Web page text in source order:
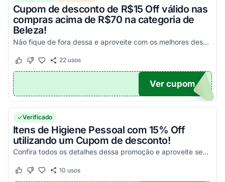
Cupom de desconto de R$15 Off válido nas
compras acima de R$70 na categoria de
Beleza!
Não fique de fora dessa e aproveite com os melhores descontos ainda hoje!
Este cupom funcionou
Este cupom não funcionou
22usos
ZA
Ver cupom
Verificado
Itens de Higiene Pessoal com 15% Off
utilizando um Cupom de desconto!
Confira todos os detalhes dessa promoção e aproveite seus descontos! Válido nas compras com 3 itens ou mais!
Este cupom funcionou
Este cupom não funcionou
10 usos